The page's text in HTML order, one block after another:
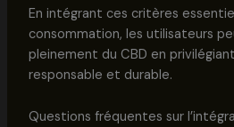
En intégrant ces critères
consommation, les utilisateurs
pleinement du CBD en
responsable et durable.
Questions fréquentes sur